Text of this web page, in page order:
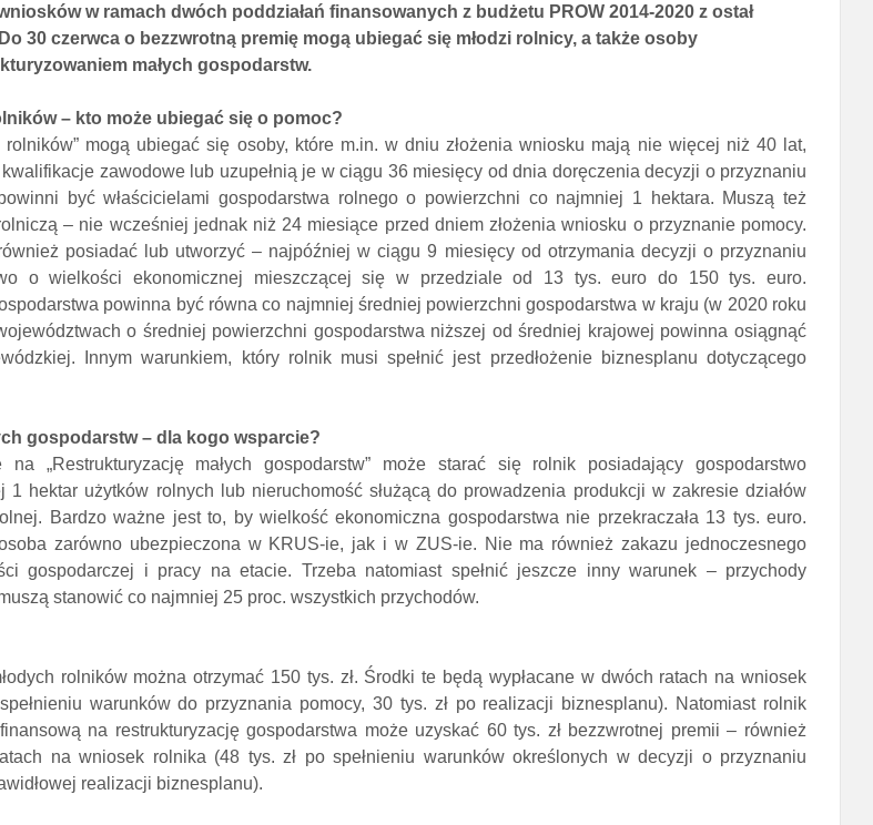
w ramach dwóch poddziałań finansowanych z budżetu PROW 2014-2020 z ostał
30 czerwca o bezzwrotną premię mogą ubiegać się młodzi rolnicy, a także osoby
małych gospodarstw.
– kto może ubiegać się o pomoc?
rolników” mogą ubiegać się osoby, które m.in. w dniu złożenia wniosku mają nie więcej niż 40 lat,
zawodowe lub uzupełnią je w ciągu 36 miesięcy od dnia doręczenia decyzji o przyznaniu
być właścicielami gospodarstwa rolnego o powierzchni co najmniej 1 hektara. Muszą też
– nie wcześniej jednak niż 24 miesiące przed dniem złożenia wniosku o przyznanie pomocy.
posiadać lub utworzyć – najpóźniej w ciągu 9 miesięcy od otrzymania decyzji o przyznaniu
o wielkości ekonomicznej mieszczącej się w przedziale od 13 tys. euro do 150 tys. euro.
powinna być równa co najmniej średniej powierzchni gospodarstwa w kraju (w 2020 roku
o średniej powierzchni gospodarstwa niższej od średniej krajowej powinna osiągnąć
Innym warunkiem, który rolnik musi spełnić jest przedłożenie biznesplanu dotyczącego
gospodarstw – dla kogo wsparcie?
„Restrukturyzację małych gospodarstw” może starać się rolnik posiadający gospodarstwo
1 hektar użytków rolnych lub nieruchomość służącą do prowadzenia produkcji w zakresie działów
Bardzo ważne jest to, by wielkość ekonomiczna gospodarstwa nie przekraczała 13 tys. euro.
zarówno ubezpieczona w KRUS-ie, jak i w ZUS-ie. Nie ma również zakazu jednoczesnego
gospodarczej i pracy na etacie. Trzeba natomiast spełnić jeszcze inny warunek – przychody
stanowić co najmniej 25 proc. wszystkich przychodów.
rolników można otrzymać 150 tys. zł. Środki te będą wypłacane w dwóch ratach na wniosek
warunków do przyznania pomocy, 30 tys. zł po realizacji biznesplanu). Natomiast rolnik
na restrukturyzację gospodarstwa może uzyskać 60 tys. zł bezzwrotnej premii – również
na wniosek rolnika (48 tys. zł po spełnieniu warunków określonych w decyzji o przyznaniu
realizacji biznesplanu).